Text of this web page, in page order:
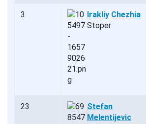
3
Irakliy Chezhia
Stoper
23
Stefan
Melentijevic